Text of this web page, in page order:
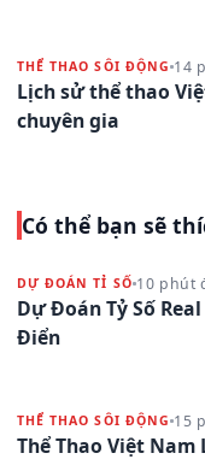
THỂ THAO SÔI ĐỘNG 14
Lịch sử thể thao
chuyên gia
Có thể bạn sẽ
DỰ ĐOÁN TỈ SỐ 10 phút
Dự Đoán Tỷ Số
Điển
THỂ THAO SÔI ĐỘNG 15
Thể Thao Việt Nam